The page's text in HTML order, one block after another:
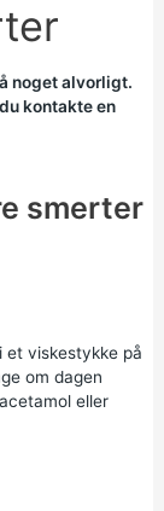
noget alvorligt.
kontakte en
smerter
viskestykke på
om dagen
eller